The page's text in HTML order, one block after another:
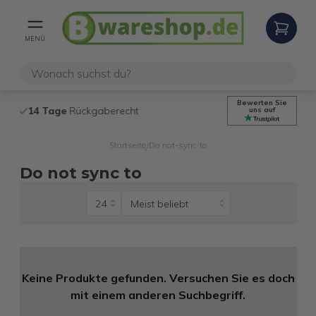
MENÜ
14 Tage Rückgaberecht Kostenloser
Bewerten Sie
uns auf
Startseite/ Do not-sync-to
Do not sync to
Keine Produkte gefunden. Versuchen Sie es doch
mit einem anderen Suchbegriff.